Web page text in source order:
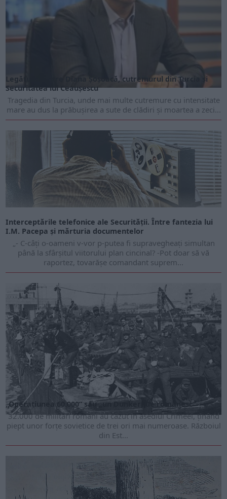
Legătura dintre Diana Șoșoacă, cutremurul din Turcia și
Securitatea lui Ceaușescu
Tragedia din Turcia, unde mai multe cutremure cu intensitate
mare au dus la prăbușirea a sute de clădiri și moartea a zeci...
Interceptările telefonice ale Securităţii. Între fantezia lui
I.M. Pacepa şi mărturia documentelor
„- C-câţi o-oameni v-vor p-putea fi supravegheaţi simultan
până la sfârşitul viitorului plan cincinal? -Pot doar să vă
raportez, tovarăşe comandant suprem...
„Operaţiunea 60.000” sau „un Dunkerque românesc”
32.000 de militari români au căzut în asediul Crimeei, ţinând
piept unor forţe sovietice de trei ori mai numeroase. Războiul
din Est...